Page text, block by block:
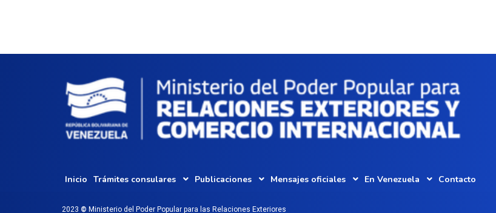
Inicio Trámites consulares Publicaciones Mensajes oficiales En Venezuela Contacto
2023 © Ministerio del Poder Popular para las Relaciones Exteriores